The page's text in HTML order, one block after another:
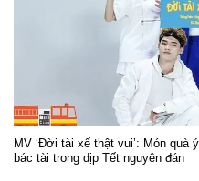
MV ‘Đời tài xế thật vui’: Món quà
bác tài trong dịp Tết nguyên đán